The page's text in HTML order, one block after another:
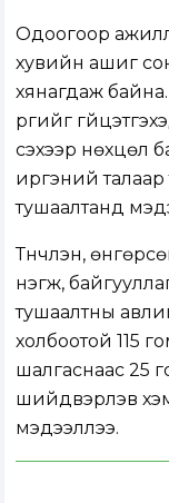
Одоогоор
хувийн ашиг
хянагдаж
үүргийг
үүсэхээр нөхцөл
иргэний талаар
тушаалтанд
Түүнчлэн,
нэгж,
тушаалтны
холбоотой 115
шалгаснаас 25
шийдвэрлэв
мэдээллээ.